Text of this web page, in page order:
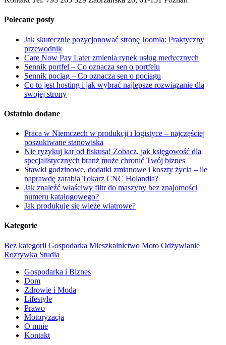
Polecane posty
Jak skutecznie pozycjonować stronę Joomla: Praktyczny
przewodnik
Care Now Pay Later zmienia rynek usług medycznych
Sennik portfel – Co oznacza sen o portfelu
Sennik pociąg – Co oznacza sen o pociągu
Co to jest hosting i jak wybrać najlepsze rozwiązanie dla
swojej strony
Ostatnio dodane
Praca w Niemczech w produkcji i logistyce – najczęściej
poszukiwane stanowiska
Nie ryzykuj kar od fiskusa! Zobacz, jak księgowość dla
specjalistycznych branż może chronić Twój biznes
Stawki godzinowe, dodatki zmianowe i koszty życia – ile
naprawdę zarabia Tokarz CNC Holandia?
Jak znaleźć właściwy filtr do maszyny bez znajomości
numeru katalogowego?
Jak produkuje się wieże wiatrowe?
Kategorie
Bez kategorii Gospodarka Mieszkalnictwo Moto Odżywianie
Rozrywka Studia
Gospodarka i Biznes
Dom
Zdrowie i Moda
Lifestyle
Prawo
Motoryzacja
O mnie
Kontakt